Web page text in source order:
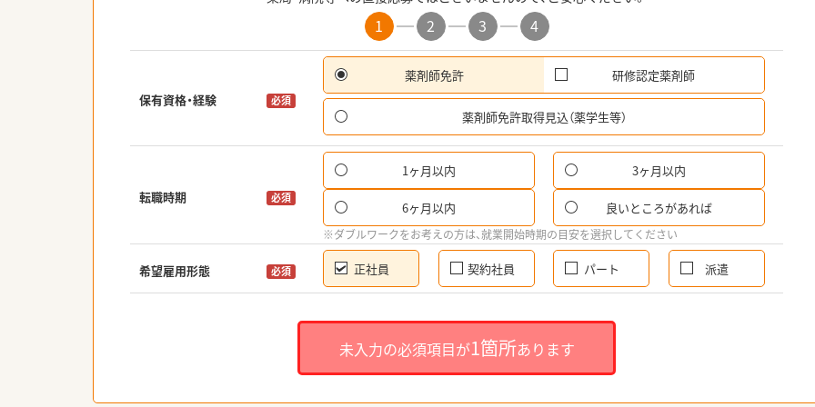
1 2 3 4
保有資格・経験 必須
薬剤師免許 研修認定薬剤師
薬剤師免許取得見込（薬学生等）
転職時期 必須
1ヶ月以内 3ヶ月以内
6ヶ月以内 良いところがあれば
※ダブルワークをお考えの方は、就業開始時期の目安を選択してください
希望雇用形態 必須 正社員 契約社員 パート 派遣
未入力の必須項目が1箇所あります